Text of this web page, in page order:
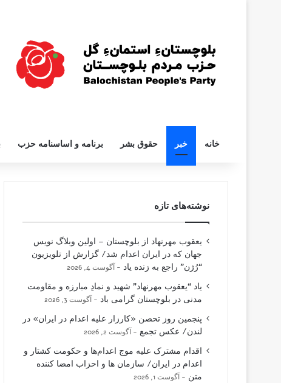
خانه خبر حقوق بشر برنامه و اساسنامه حزب
نوشته‌های تازه
یعقوب مهرنهاد از بلوچستان – اولین وبلاگ نویس
جهان که در ایران اعدام شد/ گزارش از تلویزیون
“رُژن” راجع به زنده یاد
آگوست 4, 2026
یاد “یعقوب مهرنهاد” شهید و نمادِ مبارزه و مقاومت
مدنی در بلوچستان گرامی باد
آگوست 3, 2026
پنجمین روز تحصن «کارزار علیه اعدام در ایران» در
لندن/ عکس تجمع
آگوست 2, 2026
اقدام مشترک علیه موج اعدام‌ها و حکومت کشتار و
اعدام در ایران/ سازمان ها و احزاب امضا کننده
متن
آگوست 1, 2026